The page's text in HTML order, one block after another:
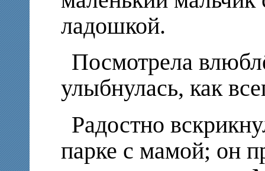
ладошкой.
Посмотрела
улыбнулась, как
Радостно
парке с мамой; он